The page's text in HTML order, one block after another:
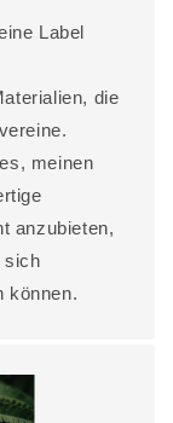
Label
die
meinen
anzubieten,
sich
können.